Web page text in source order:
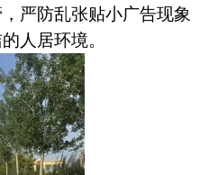
严防乱张贴小广告现象
人居环境。